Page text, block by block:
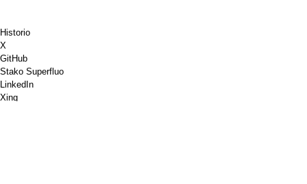
Historio
X
GitHub
Stako Superfluo
LinkedIn
Xing